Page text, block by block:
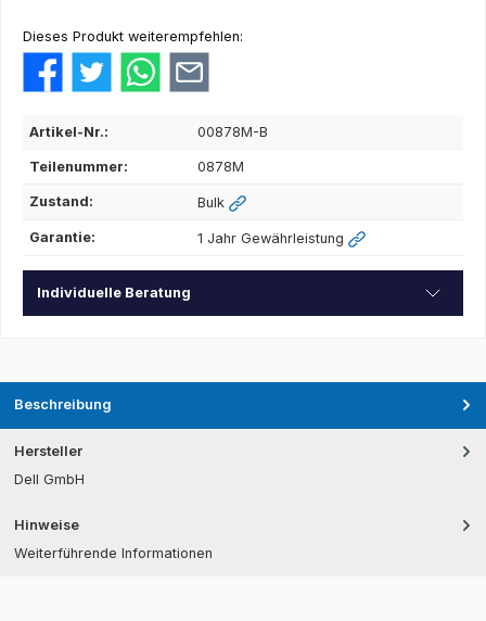
Dieses Produkt weiterempfehlen:
Artikel-Nr.: 00878M-B
Teilenummer: 0878M
Zustand: Bulk
Garantie: 1 Jahr Gewährleistung
Individuelle Beratung
Beschreibung
Hersteller
Dell GmbH
Hinweise
Weiterführende Informationen